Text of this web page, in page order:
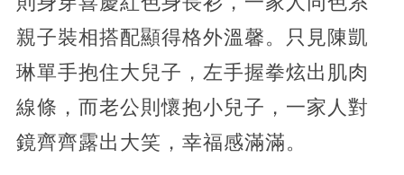
親子裝相搭配顯得格外溫馨。只見陳凱
琳單手抱住大兒子，左手握拳炫出肌肉
線條，而老公則懷抱小兒子，一家人對
鏡齊齊露出大笑，幸福感滿滿。